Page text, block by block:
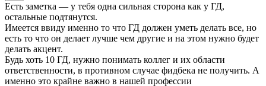
Есть заметка — у тебя одна сильная сторона как у ГД,
остальные подтянутся.
Имеется ввиду именно то что ГД должен уметь делать все, но
есть то что он делает лучше чем другие и на этом нужно будет
делать акцент.
Будь хоть 10 ГД, нужно понимать коллег и их области
ответственности, в противном случае фидбека не получить. А
именно это крайне важно в нашей профессии